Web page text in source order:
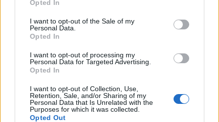
use your data for below specified purposes in below Google
consent section.
Opted In
I want to opt-out of the Sale of my
Personal Data.
Opted In
I want to opt-out of processing my
Personal Data for Targeted Advertising.
Opted In
I want to opt-out of Collection, Use,
Retention, Sale, and/or Sharing of my
Personal Data that Is Unrelated with the
Purposes for which it was collected.
Opted Out
Forte Feszt
2010. január 15-16. / 20.00 CSAK A
FELHŐK_TRAFÓ
2010. január 18. (H) / 19.00 ISTENI
VIDÉKEK_MERLiN
2010. január 21. (CS) / 19.00
KALEVALA_MERLiN